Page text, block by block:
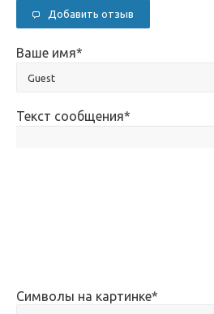
Добавить отзыв
Ваше имя*
Текст сообщения*
Символы на картинке*